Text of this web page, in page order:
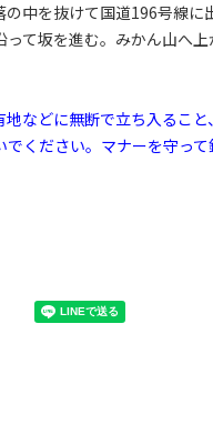
の中を抜けて国道196号線
て坂を進む。みかん山へ上
地などに無断で立ち入るこ
ください。マナーを守って